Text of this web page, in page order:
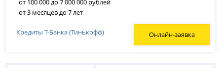
от 100 000 до 7 000 000 рублей
от 3 месяцев до 7 лет
Онлайн-заявка
Кредиты Т-Банка (Тинькофф)